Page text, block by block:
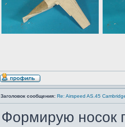
Заголовок сообщения: Re: Airspeed AS.45
Формирую носок